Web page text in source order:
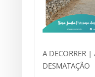
A DECORRER |
DESMATAÇÃO